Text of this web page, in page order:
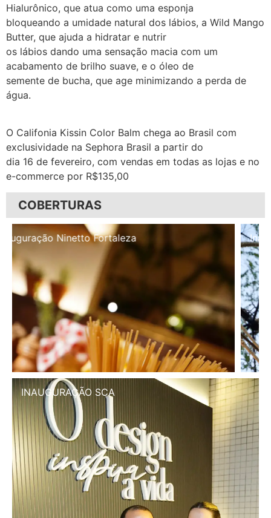
Hialurônico, que atua como uma esponja
bloqueando a umidade natural dos lábios, a Wild Mango
Butter, que ajuda a hidratar e nutrir
os lábios dando uma sensação macia com um
acabamento de brilho suave, e o óleo de
semente de bucha, que age minimizando a perda de
água.
O Califonia Kissin Color Balm chega ao Brasil com
exclusividade na Sephora Brasil a partir do
dia 16 de fevereiro, com vendas em todas as lojas e no
e-commerce por R$135,00
COBERTURAS
Inauguração Illa Café
INAUGURAÇÃO SCA